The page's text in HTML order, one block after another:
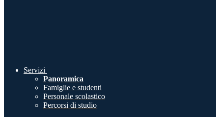
Servizi
Panoramica
Famiglie e studenti
Personale scolastico
Percorsi di studio